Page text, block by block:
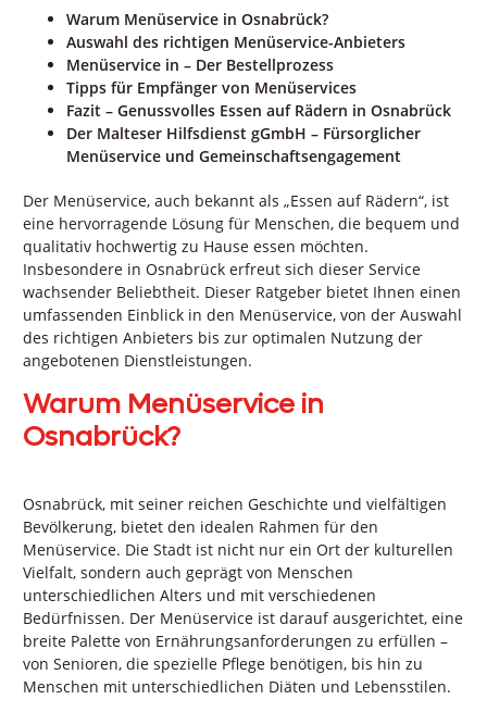
Warum Menüservice in Osnabrück?
Auswahl des richtigen Menüservice-Anbieters
Menüservice in – Der Bestellprozess
Tipps für Empfänger von Menüservices
Fazit – Genussvolles Essen auf Rädern in Osnabrück
Der Malteser Hilfsdienst gGmbH – Fürsorglicher
Menüservice und Gemeinschaftsengagement
Der Menüservice, auch bekannt als „Essen auf Rädern“, ist
eine hervorragende Lösung für Menschen, die bequem und
qualitativ hochwertig zu Hause essen möchten.
Insbesondere in Osnabrück erfreut sich dieser Service
wachsender Beliebtheit. Dieser Ratgeber bietet Ihnen einen
umfassenden Einblick in den Menüservice, von der Auswahl
des richtigen Anbieters bis zur optimalen Nutzung der
angebotenen Dienstleistungen.
Warum Menüservice in
Osnabrück?
Osnabrück, mit seiner reichen Geschichte und vielfältigen
Bevölkerung, bietet den idealen Rahmen für den
Menüservice. Die Stadt ist nicht nur ein Ort der kulturellen
Vielfalt, sondern auch geprägt von Menschen
unterschiedlichen Alters und mit verschiedenen
Bedürfnissen. Der Menüservice ist darauf ausgerichtet, eine
breite Palette von Ernährungsanforderungen zu erfüllen –
von Senioren, die spezielle Pflege benötigen, bis hin zu
Menschen mit unterschiedlichen Diäten und Lebensstilen.